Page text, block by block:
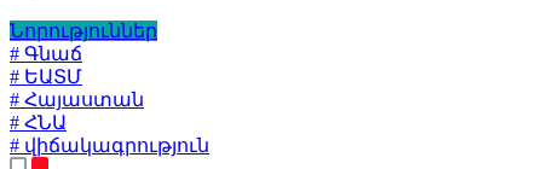
Նորություններ
# Գնաճ
# ԵԱՏՄ
# Հայաստան
# ՀՆԱ
# վիճակագրություն